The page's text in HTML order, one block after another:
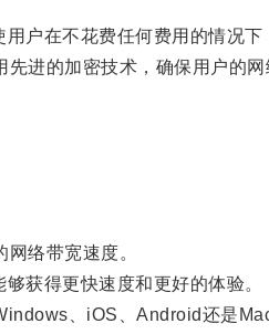
在不花费任何费用的情况下
的加密技术，确保用户的网
络带宽速度。
获得更快速度和更好的体验。
、iOS、Android还是Mac